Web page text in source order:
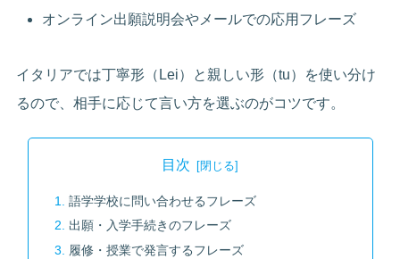
オンライン出願説明会やメールでの応用フレーズ
イタリアでは丁寧形（Lei）と親しい形（tu）を使い分け
るので、相手に応じて言い方を選ぶのがコツです。
目次
語学学校に問い合わせるフレーズ
出願・入学手続きのフレーズ
履修・授業で発言するフレーズ